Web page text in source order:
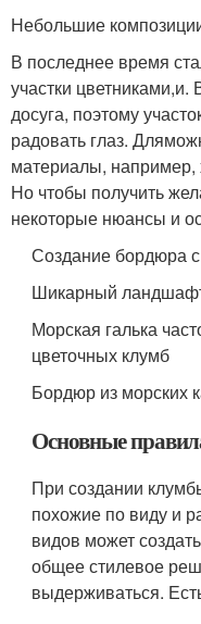
Небольшие
В последнее время
участки
досуга, поэтому
радовать глаз.
материалы, например,
Но чтобы получить
некоторые нюансы и
Создание бордюра
Шикарный
Морская галька
цветочных клумб
Бордюр из морских
Основные
При создании
похожие по виду и
видов может
общее стилевое
выдерживаться.